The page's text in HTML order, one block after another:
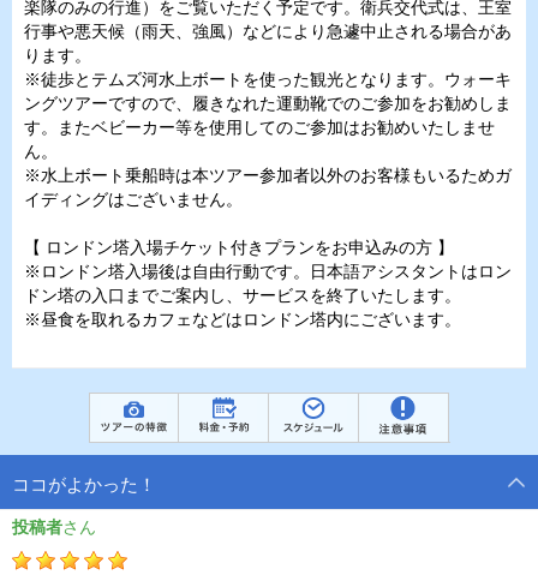
楽隊のみの行進）をご覧いただく予定です。衛兵交代式は、王室
行事や悪天候（雨天、強風）などにより急遽中止される場合があ
ります。
※徒歩とテムズ河水上ボートを使った観光となります。ウォーキ
ングツアーですので、履きなれた運動靴でのご参加をお勧めしま
す。またベビーカー等を使用してのご参加はお勧めいたしませ
ん。
※水上ボート乗船時は本ツアー参加者以外のお客様もいるためガ
イディングはございません。
【 ロンドン塔入場チケット付きプランをお申込みの方 】
※ロンドン塔入場後は自由行動です。日本語アシスタントはロン
ドン塔の入口までご案内し、サービスを終了いたします。
※昼食を取れるカフェなどはロンドン塔内にございます。
ココがよかった！
投稿者